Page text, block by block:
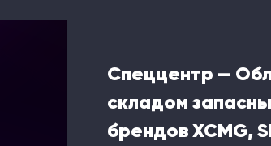
Спеццентр —
складом
брендов XCMG,